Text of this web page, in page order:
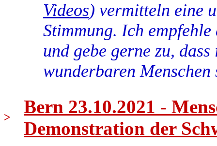
Videos) vermitteln eine
Stimmung. Ich
und gebe gerne zu,
wunderbaren Menschen
>
Bern 23.10.2021 -
Demonstration der